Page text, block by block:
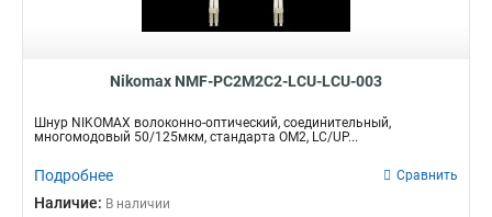
Nikomax NMF-PC2M2C2-LCU-LCU-003
Шнур NIKOMAX волоконно-оптический, соединительный,
многомодовый 50/125мкм, стандарта ОМ2, LC/UP...
Подробнее Сравнить
Наличие: В наличии